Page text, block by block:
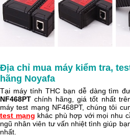
Địa chỉ mua máy kiểm tra,
hãng Noyafa
Tại máy tính THC bạn dễ dàng tìm
NF468PT chính hãng, giá tốt nhất
máy test mạng NF468PT, chúng tôi
test mạng khác phù hợp với mọi nhu
ngũ nhân viên tư vấn nhiệt tình giúp
nhất.